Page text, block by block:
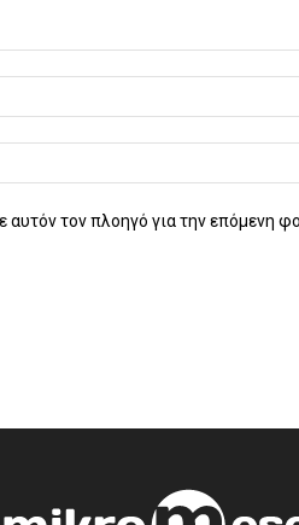
τον πλοηγό για την επόμενη